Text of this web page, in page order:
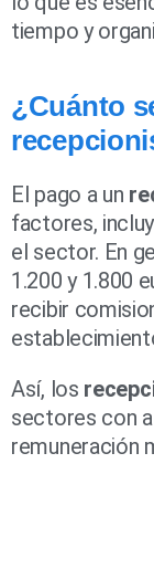
tiempo y
¿Cuánto
El pago a un
factores,
el sector. En
1.200 y 1.800
recibir
Así, los
sectores con
remuneración